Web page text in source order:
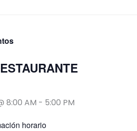
8:00 AM - 5:00 PM
horario